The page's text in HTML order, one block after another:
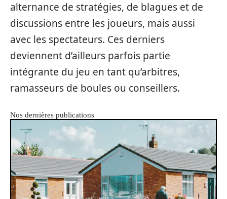
alternance de stratégies, de blagues et de
discussions entre les joueurs, mais aussi
avec les spectateurs. Ces derniers
deviennent d’ailleurs parfois partie
intégrante du jeu en tant qu’arbitres,
ramasseurs de boules ou conseillers.
Nos dernières publications